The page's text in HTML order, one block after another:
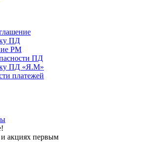
ПД
РМ
ПД
ПД «Я.М»
платежей
и акциях первым